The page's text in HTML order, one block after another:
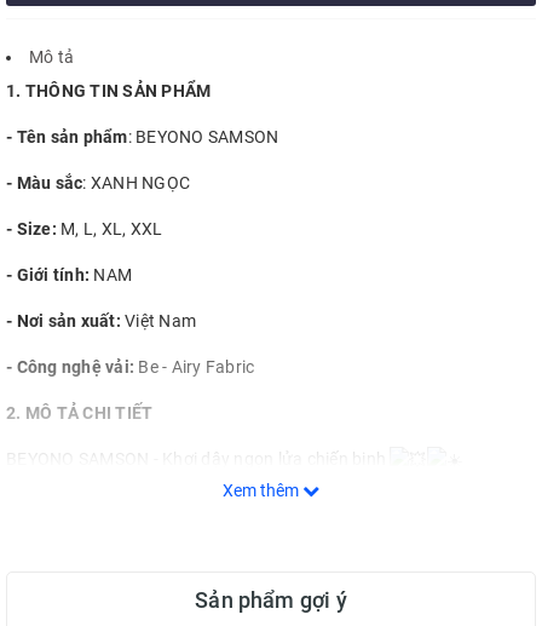
Mô tả
1. THÔNG TIN SẢN PHẨM
- Tên sản phẩm: BEYONO SAMSON
- Màu sắc: XANH NGỌC
- Size: M, L, XL, XXL
- Giới tính: NAM
- Nơi sản xuất: Việt Nam
- Công nghệ vải: Be - Airy Fabric
2. MÔ TẢ CHI TIẾT
BEYONO SAMSON - Khơi dậy ngọn lửa chiến binh
năng lượng không bao giờ tắt. Samson là sự kết tinh của sức mạnh,
Xem thêm
Sản phẩm gợi ý